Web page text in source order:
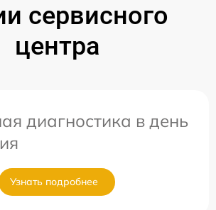
сервисного
центра
диагностика в день
Узнать подробнее